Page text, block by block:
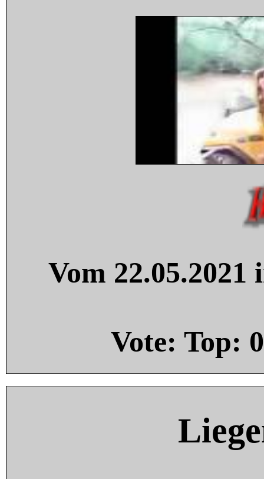
Vom
Vote: Top: 0